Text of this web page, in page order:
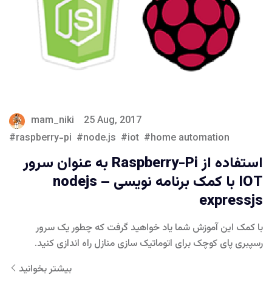
mam_niki
25 Aug, 2017
raspberry-pi
node.js iot home automation
استفاده از Raspberry-Pi به عنوان سرور
IOT با کمک برنامه نویسی nodejs –
expressjs
با کمک این آموزش شما یاد خواهید گرفت که چطور یک سرور
رسپبری پای کوچک برای اتوماتیک سازی منازل راه اندازی کنید.
بیشتر بخوانید